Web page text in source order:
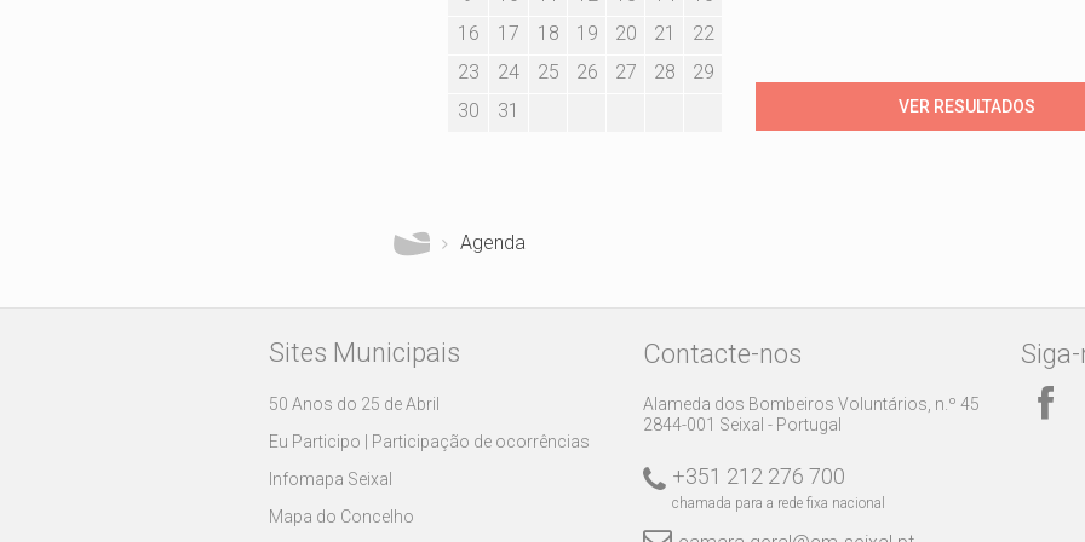
16
17 18 19 20 21
22
23
24 25 26 27 28
29
30
31
Agenda
Sites Municipais
50 Anos do 25 de Abril
Eu Participo | Participação de ocorrências
Infomapa Seixal
Mapa do Concelho
Contacte-nos
Alameda dos Bombeiros Voluntários, n.º 45
2844-001 Seixal - Portugal
+351 212 276 700
chamada para a rede fixa nacional